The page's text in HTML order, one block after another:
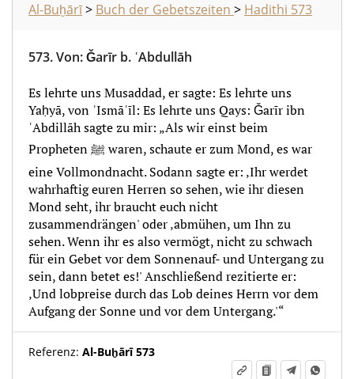
Al-Buḫārī> Buch der Gebetszeiten > Hadithi 573
573.Von:Ǧarīr b. ʿAbdullāh
Es lehrte uns Musaddad, er sagte: Es lehrte uns
Yaḥyā, von ʾIsmāʿīl: Es lehrte uns Qays: Ǧarīr ibn
ʿAbdillāh sagte zu mir: „Als wir einst beim
Propheten ﷺ waren, schaute er zum Mond, es war
eine Vollmondnacht. Sodann sagte er: ‚Ihr werdet
wahrhaftig euren Herren so sehen, wie ihr diesen
Mond seht, ihr braucht euch nicht
zusammendrängen' oder ‚abmühen, um Ihn zu
sehen. Wenn ihr es also vermögt, nicht zu schwach
für ein Gebet vor dem Sonnenauf- und Untergang zu
sein, dann betet es!' Anschließend rezitierte er:
‚Und lobpreise durch das Lob deines Herrn vor dem
Aufgang der Sonne und vor dem Untergang.'“
Referenz: Al-Buḫārī 573